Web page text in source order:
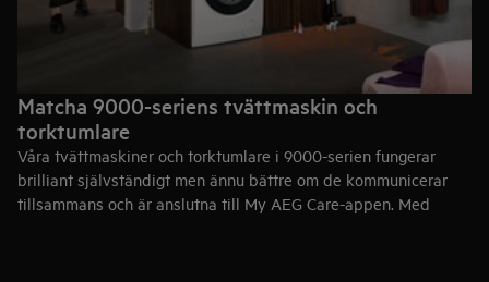
Matcha 9000-seriens tvättmaskin och
torktumlare
Våra tvättmaskiner och torktumlare i 9000-serien fungerar
brilliant självständigt men ännu bättre om de kommunicerar
tillsammans och är anslutna till My AEG Care-appen. Med